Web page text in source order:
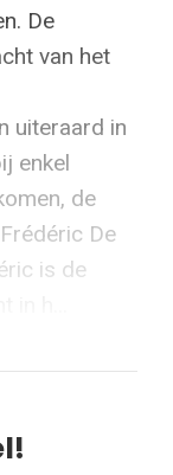
De
van het
uiteraard in
enkel
de
De
is de